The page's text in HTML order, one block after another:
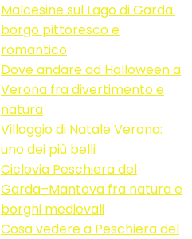
Malcesine sul Lago di Garda:
borgo pittoresco e
romantico
Dove andare ad Halloween a
Verona fra divertimento e
natura
Villaggio di Natale Verona:
uno dei più belli
Ciclovia Peschiera del
Garda–Mantova fra natura e
borghi medievali
Cosa vedere a Peschiera del